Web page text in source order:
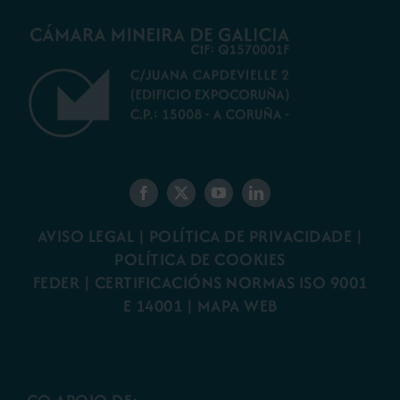
AVISO LEGAL | POLÍTICA DE PRIVACIDADE |
POLÍTICA DE COOKIES
FEDER | CERTIFICACIÓNS NORMAS ISO 9001
E 14001 | MAPA WEB